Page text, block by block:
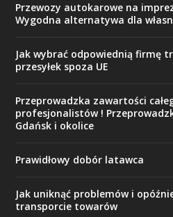
Przewozy autokarowe na
Wygodna alternatywa dla
Jak wybrać odpowiednią firmę
przesyłek spoza UE
Przeprowadzka zawartości
profesjonalistów !
Gdańsk i okolice
Prawidłowy dobór latawca
Jak uniknąć problemów i
transporcie towarów